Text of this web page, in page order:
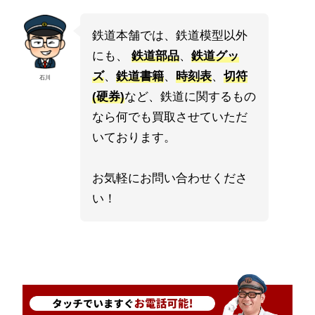
石川
鉄道本舗では、鉄道模型以外
にも、 鉄道部品、 鉄道グッ
ズ、 鉄道書籍、 時刻表、 切符
(硬券)など、鉄道に関するもの
なら何でも買取させていただ
いております。
お気軽にお問い合わせくださ
い！